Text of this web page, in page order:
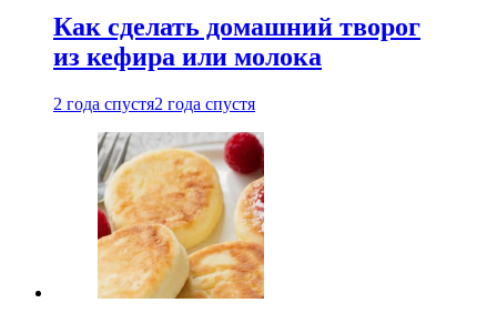
Как сделать домашний творог
из кефира или молока
2 года спустя2 года спустя